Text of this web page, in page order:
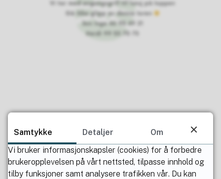
Sist endret
18.09.2023 12.06
Samtykke Detaljer
Om
Vi bruker informasjonskapsler (cookies) for å forbedre
brukeropplevelsen på vårt nettsted, tilpasse innhold og
tilby funksjoner samt analysere trafikken vår. Du kan